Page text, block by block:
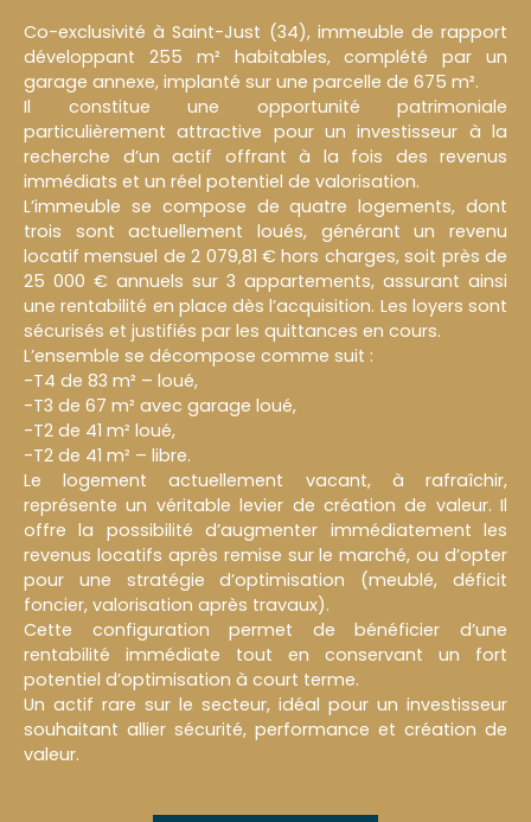
Co-exclusivité à Saint-Just (34), immeuble de rapport
développant 255 m² habitables, complété par un
garage annexe, implanté sur une parcelle de 675 m².
Il constitue une opportunité patrimoniale
particulièrement attractive pour un investisseur à la
recherche d’un actif offrant à la fois des revenus
immédiats et un réel potentiel de valorisation.
L’immeuble se compose de quatre logements, dont
trois sont actuellement loués, générant un revenu
locatif mensuel de 2 079,81 € hors charges, soit près de
25 000 € annuels sur 3 appartements, assurant ainsi
une rentabilité en place dès l’acquisition. Les loyers sont
sécurisés et justifiés par les quittances en cours.
L’ensemble se décompose comme suit :
-T4 de 83 m² – loué,
-T3 de 67 m² avec garage loué,
-T2 de 41 m² loué,
-T2 de 41 m² – libre.
Le logement actuellement vacant, à rafraîchir,
représente un véritable levier de création de valeur. Il
offre la possibilité d’augmenter immédiatement les
revenus locatifs après remise sur le marché, ou d’opter
pour une stratégie d’optimisation (meublé, déficit
foncier, valorisation après travaux).
Cette configuration permet de bénéficier d’une
rentabilité immédiate tout en conservant un fort
potentiel d’optimisation à court terme.
Un actif rare sur le secteur, idéal pour un investisseur
souhaitant allier sécurité, performance et création de
valeur.